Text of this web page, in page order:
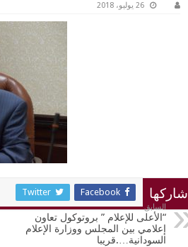
26 يوليو، 2018
شاركها Facebook
Twitter
السابق
“الأعلى للإعلام ” بروتوكول تعاون
إعلامي بين المجلس ووزارة الإعلام
السودانية….قريبا